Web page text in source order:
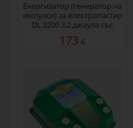
Енергизатор (генератор на
импулси) за електропастир
DL 3200 3,2 джаула със
соларна система 30 W
173 €